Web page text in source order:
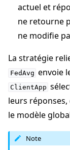
actuel et
ne retourne
ne modifie
La stratégie
FedAvg envoie
ClientApp
leurs
le modèle
Note